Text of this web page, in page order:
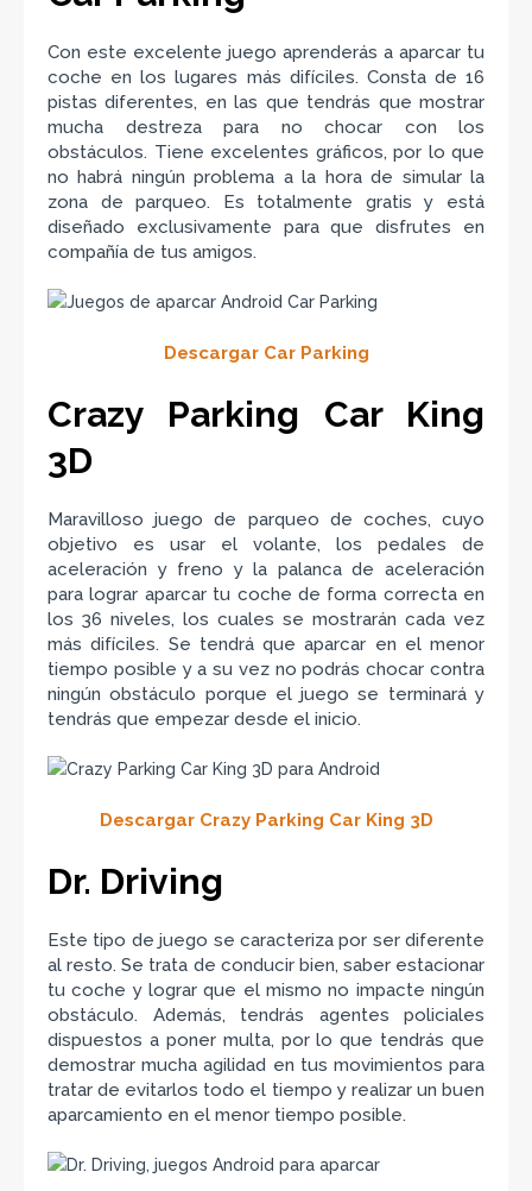
Con este excelente juego aprenderás a aparcar tu
coche en los lugares más difíciles. Consta de 16
pistas diferentes, en las que tendrás que mostrar
mucha destreza para no chocar con los
obstáculos. Tiene excelentes gráficos, por lo que
no habrá ningún problema a la hora de simular la
zona de parqueo. Es totalmente gratis y está
diseñado exclusivamente para que disfrutes en
compañía de tus amigos.
Descargar Car Parking
Crazy Parking Car King
3D
Maravilloso juego de parqueo de coches, cuyo
objetivo es usar el volante, los pedales de
aceleración y freno y la palanca de aceleración
para lograr aparcar tu coche de forma correcta en
los 36 niveles, los cuales se mostrarán cada vez
más difíciles. Se tendrá que aparcar en el menor
tiempo posible y a su vez no podrás chocar contra
ningún obstáculo porque el juego se terminará y
tendrás que empezar desde el inicio.
Descargar Crazy Parking Car King 3D
Dr. Driving
Este tipo de juego se caracteriza por ser diferente
al resto. Se trata de conducir bien, saber estacionar
tu coche y lograr que el mismo no impacte ningún
obstáculo. Además, tendrás agentes policiales
dispuestos a poner multa, por lo que tendrás que
demostrar mucha agilidad en tus movimientos para
tratar de evitarlos todo el tiempo y realizar un buen
aparcamiento en el menor tiempo posible.